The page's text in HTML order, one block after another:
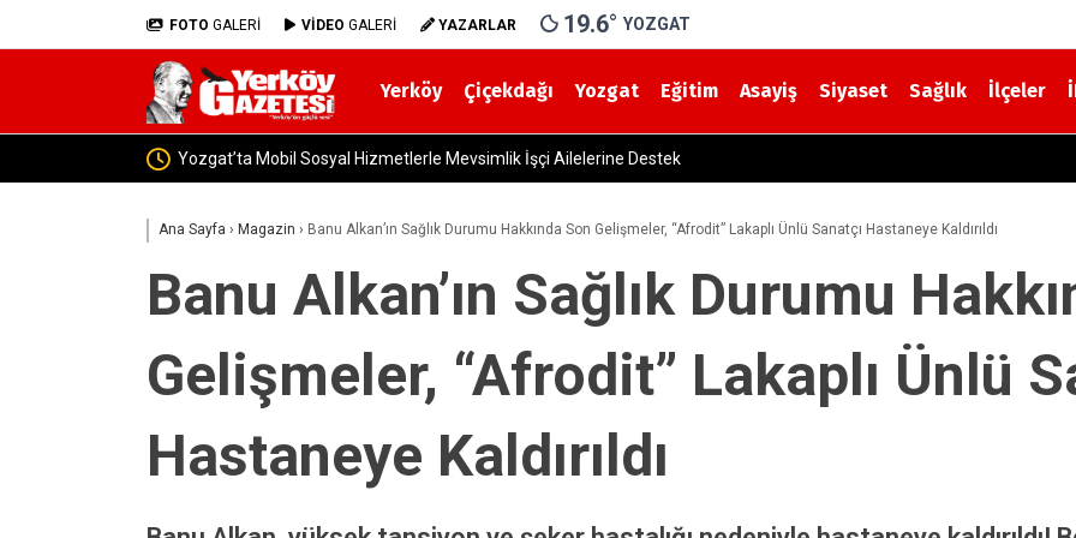
FOTO GALERİ VİDEO GALERİ YAZARLAR 19.6° YOZGAT
Yerköy Çiçekdağı Yozgat Eğitim Asayiş Siyaset Sağlık İlçeler
Yerköy İlçe Sağlık Müdürü Dr. Candaş Tan’dan Emzirme Haftası Mesajı: “Bir Damla
Ana Sayfa › Magazin › Banu Alkan’ın Sağlık Durumu Hakkında Son Gelişmeler, “Afrodit” Lakaplı Ünlü Sanatçı Hastaneye Kaldırıldı
Banu Alkan’ın Sağlık Durumu
Gelişmeler, “Afrodit” Lakaplı Ünlü
Hastaneye Kaldırıldı